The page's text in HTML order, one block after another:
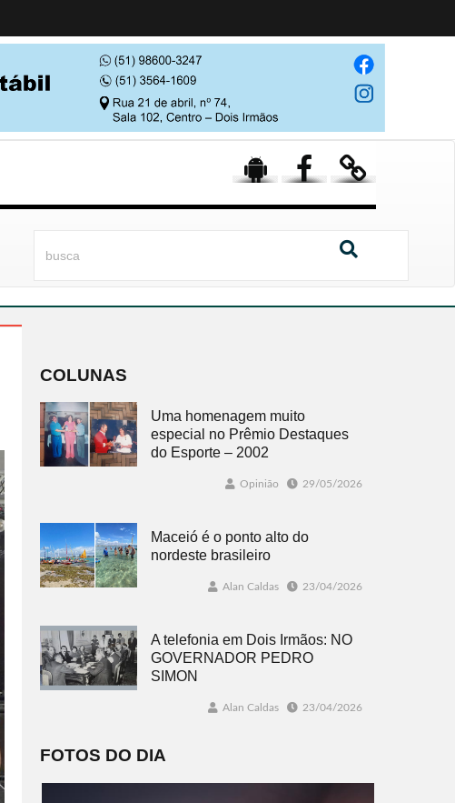
COLUNAS
Uma homenagem muito
especial no Prêmio Destaques
do Esporte – 2002
Opinião 29/05/2026
Maceió é o ponto alto do
nordeste brasileiro
Alan Caldas 23/04/2026
A telefonia em Dois Irmãos: NO
GOVERNADOR PEDRO
SIMON
Alan Caldas 23/04/2026
FOTOS DO DIA